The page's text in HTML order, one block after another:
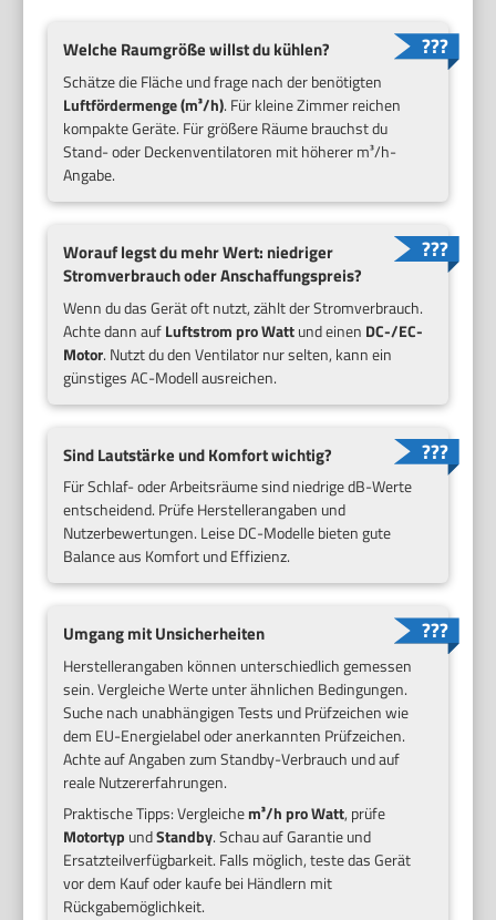
Welche Raumgröße willst du kühlen?
Schätze die Fläche und frage nach der benötigten
Luftfördermenge (m³/h). Für kleine Zimmer reichen
kompakte Geräte. Für größere Räume brauchst du
Stand- oder Deckenventilatoren mit höherer m³/h-
Angabe.
Worauf legst du mehr Wert: niedriger
Stromverbrauch oder Anschaffungspreis?
Wenn du das Gerät oft nutzt, zählt der Stromverbrauch.
Achte dann aufLuftstrom pro Wattund einen DC-/EC-
Motor. Nutzt du den Ventilator nur selten, kann ein
günstiges AC-Modell ausreichen.
Sind Lautstärke und Komfort wichtig?
Für Schlaf- oder Arbeitsräume sind niedrige dB-Werte
entscheidend. Prüfe Herstellerangaben und
Nutzerbewertungen. Leise DC-Modelle bieten gute
Balance aus Komfort und Effizienz.
Umgang mit Unsicherheiten
Herstellerangaben können unterschiedlich gemessen
sein. Vergleiche Werte unter ähnlichen Bedingungen.
Suche nach unabhängigen Tests und Prüfzeichen wie
dem EU-Energielabel oder anerkannten Prüfzeichen.
Achte auf Angaben zum Standby-Verbrauch und auf
reale Nutzererfahrungen.
Praktische Tipps: Vergleichem³/h pro Watt, prüfe
Motortyp undStandby. Schau auf Garantie und
Ersatzteilverfügbarkeit. Falls möglich, teste das Gerät
vor dem Kauf oder kaufe bei Händlern mit
Rückgabemöglichkeit.